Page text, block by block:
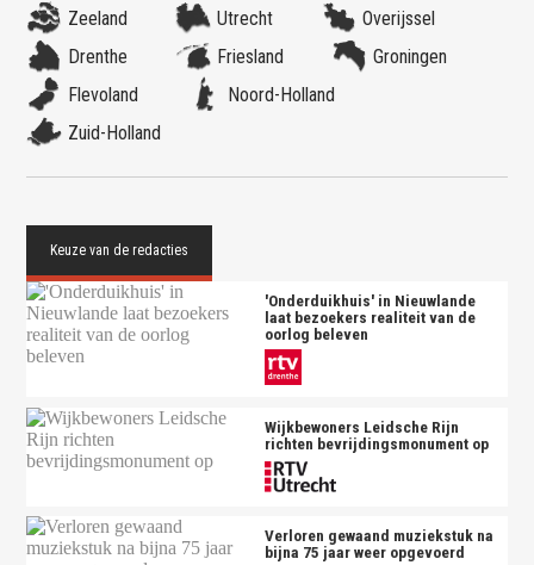
Zeeland
Utrecht
Overijssel
Drenthe
Friesland
Groningen
Flevoland
Noord-Holland
Zuid-Holland
'Onderduikhuis' in Nieuwlande
laat bezoekers realiteit van de
oorlog beleven
Wijkbewoners Leidsche Rijn
richten bevrijdingsmonument op
Verloren gewaand muziekstuk na
bijna 75 jaar weer opgevoerd